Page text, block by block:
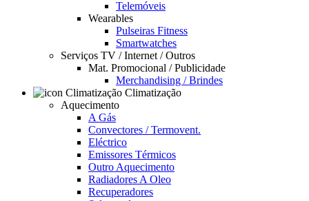
Telemóveis
Wearables
Pulseiras Fitness
Smartwatches
Serviços TV / Internet / Outros
Mat. Promocional / Publicidade
Merchandising / Brindes
Climatização
Aquecimento
A Gás
Convectores / Termovent.
Eléctrico
Emissores Térmicos
Outro Aquecimento
Radiadores A Oleo
Recuperadores